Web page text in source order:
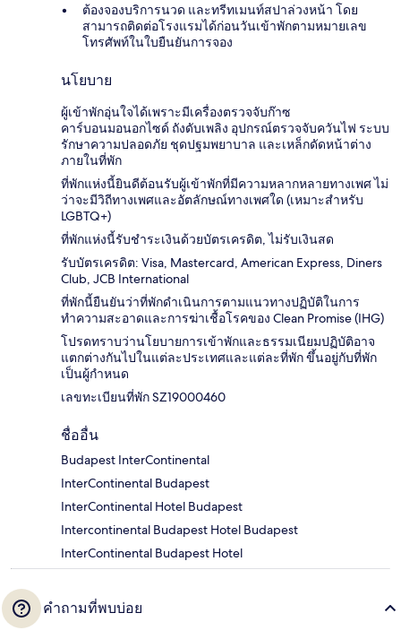
ต้องจองบริการนวด และทรีทเมนท์สปาล่วงหน้า โดย
สามารถติดต่อโรงแรมได้ก่อนวันเข้าพักตามหมายเลข
โทรศัพท์ในใบยืนยันการจอง
นโยบาย
ผู้เข้าพักอุ่นใจได้เพราะมีเครื่องตรวจจับก๊าซ
คาร์บอนมอนอกไซด์ ถังดับเพลิง อุปกรณ์ตรวจจับควันไฟ ระบบ
รักษาความปลอดภัย ชุดปฐมพยาบาล และเหล็กดัดหน้าต่าง
ภายในที่พัก
ที่พักแห่งนี้ยินดีต้อนรับผู้เข้าพักที่มีความหลากหลายทางเพศ ไม่
ว่าจะมีวิถีทางเพศและอัตลักษณ์ทางเพศใด (เหมาะสำหรับ
LGBTQ+)
ที่พักแห่งนี้รับชำระเงินด้วยบัตรเครดิต, ไม่รับเงินสด
รับบัตรเครดิต: Visa, Mastercard, American Express, Diners
Club, JCB International
ที่พักนี้ยืนยันว่าที่พักดำเนินการตามแนวทางปฏิบัติในการ
ทำความสะอาดและการฆ่าเชื้อโรคของ Clean Promise (IHG)
โปรดทราบว่านโยบายการเข้าพักและธรรมเนียมปฏิบัติอาจ
แตกต่างกันไปในแต่ละประเทศและแต่ละที่พัก ขึ้นอยู่กับที่พัก
เป็นผู้กำหนด
เลขทะเบียนที่พัก SZ19000460
ชื่ออื่น
Budapest InterContinental
InterContinental Budapest
InterContinental Hotel Budapest
Intercontinental Budapest Hotel Budapest
InterContinental Budapest Hotel
คำถามที่พบบ่อย